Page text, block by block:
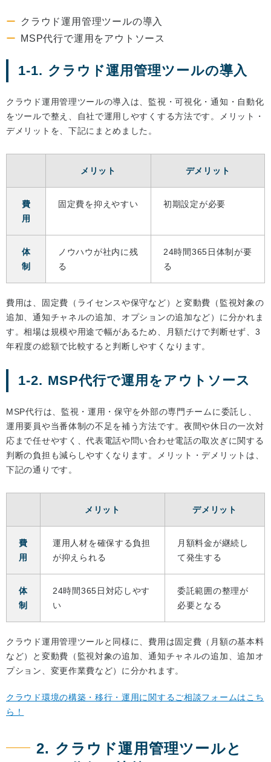
クラウド運用管理ツールの導入
MSP代行で運用をアウトソース
1-1. クラウド運用管理ツールの導入
クラウド運用管理ツールの導入は、監視・可視化・通知・自動化
をツールで整え、自社で運用しやすくする方法です。メリット・
デメリットを、下記にまとめました。
メリット デメリット
費
用
固定費を抑えやすい 初期設定が必要
体
制
ノウハウが社内に残
る
24時間365日体制が要
る
費用は、固定費（ライセンスや保守など）と変動費（監視対象の
追加、通知チャネルの追加、オプションの追加など）に分かれま
す。相場は規模や用途で幅があるため、月額だけで判断せず、3
年程度の総額で比較すると判断しやすくなります。
1-2. MSP代行で運用をアウトソース
MSP代行は、監視・運用・保守を外部の専門チームに委託し、
運用要員や当番体制の不足を補う方法です。夜間や休日の一次対
応まで任せやすく、代表電話や問い合わせ電話の取次ぎに関する
判断の負担も減らしやすくなります。メリット・デメリットは、
下記の通りです。
メリット デメリット
費
用
運用人材を確保する負担
が抑えられる
月額料金が継続し
て発生する
体
制
24時間365日対応しやす
い
委託範囲の整理が
必要となる
クラウド運用管理ツールと同様に、費用は固定費（月額の基本料
など）と変動費（監視対象の追加、通知チャネルの追加、追加オ
プション、変更作業費など）に分かれます。
クラウド環境の構築・移行・運用に関するご相談フォームはこち
ら！
2. クラウド運用管理ツールと